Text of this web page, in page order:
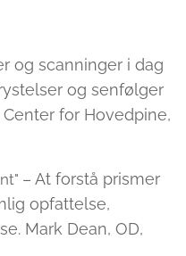
og scanninger i dag
og senfølger
for Hovedpine,
– At forstå prismer
opfattelse,
Mark Dean, OD,